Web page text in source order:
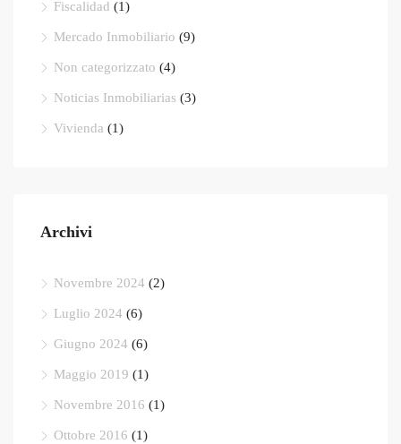
Fiscalidad (1)
Mercado Inmobiliario (9)
Non categorizzato (4)
Noticias Inmobiliarias (3)
Vivienda (1)
Archivi
Novembre 2024 (2)
Luglio 2024 (6)
Giugno 2024 (6)
Maggio 2019 (1)
Novembre 2016 (1)
Ottobre 2016 (1)